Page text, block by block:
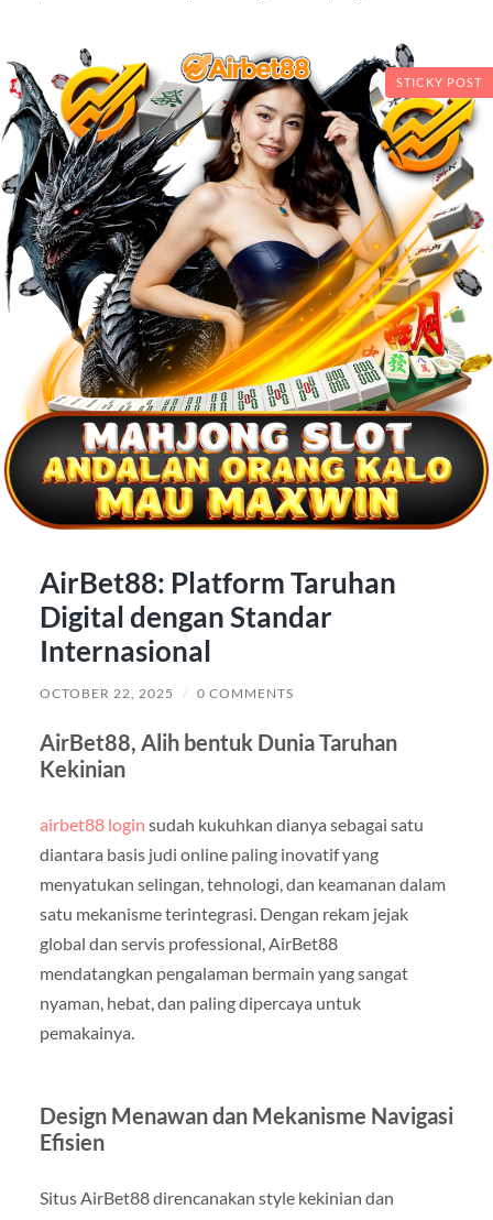
STICKY POST
AirBet88: Platform Taruhan
Digital dengan Standar
Internasional
OCTOBER 22, 2025 / 0 COMMENTS
AirBet88, Alih bentuk Dunia Taruhan
Kekinian
airbet88 login sudah kukuhkan dianya sebagai satu
diantara basis judi online paling inovatif yang
menyatukan selingan, tehnologi, dan keamanan dalam
satu mekanisme terintegrasi. Dengan rekam jejak
global dan servis professional, AirBet88
mendatangkan pengalaman bermain yang sangat
nyaman, hebat, dan paling dipercaya untuk
pemakainya.
Design Menawan dan Mekanisme Navigasi
Efisien
Situs AirBet88 direncanakan style kekinian dan